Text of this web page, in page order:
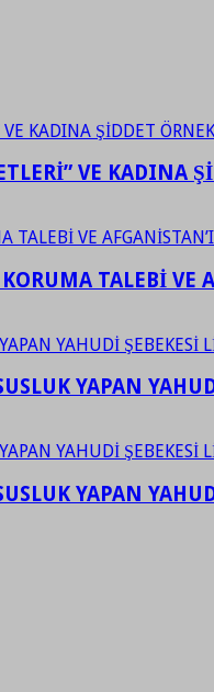
VE KADINA
TALEBİ VE
YAPAN
YAPAN